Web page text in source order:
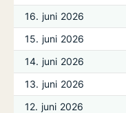
16. juni 2026
15. juni 2026
14. juni 2026
13. juni 2026
12. juni 2026